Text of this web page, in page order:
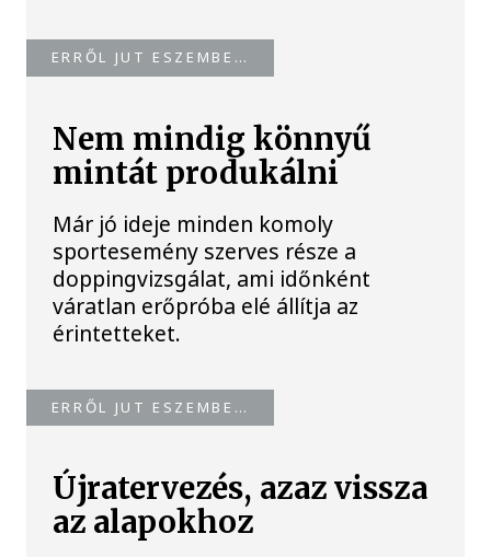
ERRŐL JUT ESZEMBE…
Nem mindig könnyű
mintát produkálni
Már jó ideje minden komoly
sportesemény szerves része a
doppingvizsgálat, ami időnként
váratlan erőpróba elé állítja az
érintetteket.
ERRŐL JUT ESZEMBE…
Újratervezés, azaz vissza
az alapokhoz